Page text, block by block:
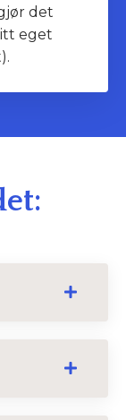
det
eget